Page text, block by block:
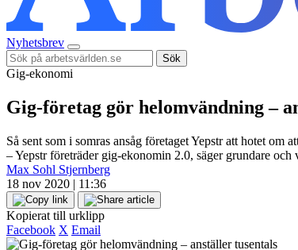
Nyhetsbrev
Sök
Gig-ekonomi
Gig-företag gör helomvändning –
Så sent som i somras ansåg företaget Yepstr att hotet
– Yepstr företräder gig-ekonomin 2.0, säger grundare och
Max Sohl Stjernberg
18 nov 2020 | 11:36
Kopierat till urklipp
Facebook X Email